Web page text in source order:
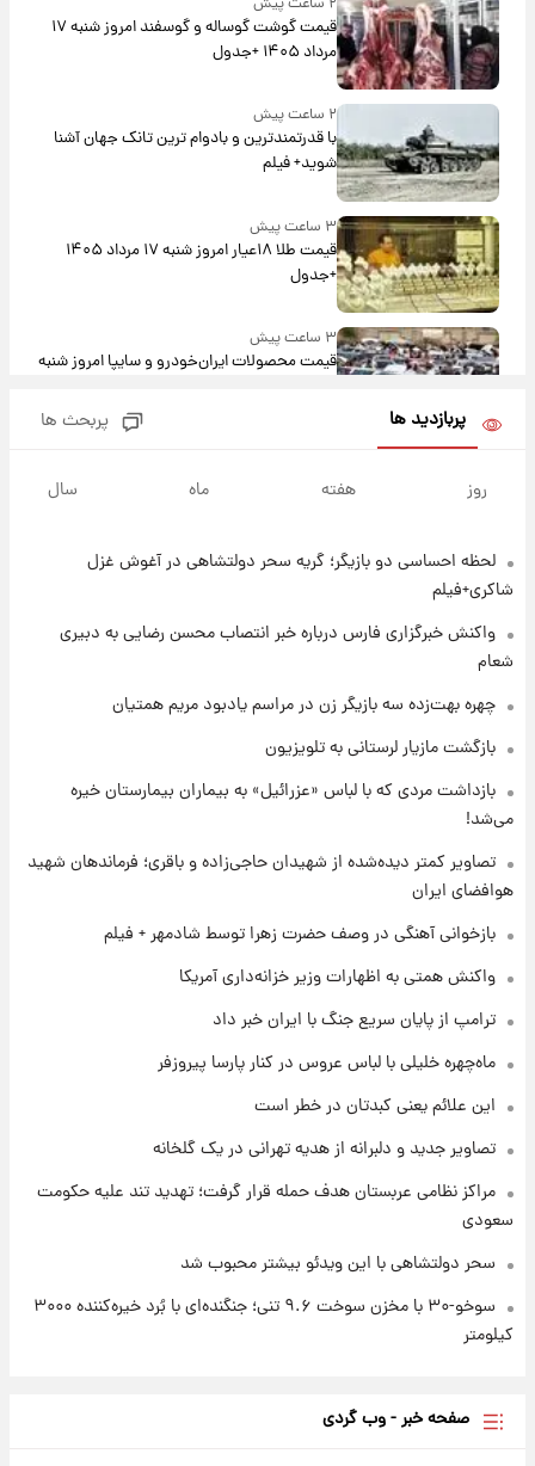
قیمت گوشت گوساله و گوسفند امروز شنبه ۱۷
مرداد ۱۴۰۵ +جدول
۲ ساعت پیش
با قدرتمندترین و بادوام ترین تانک جهان آشنا
شوید+ فیلم
۳ ساعت پیش
قیمت طلا ۱۸عیار امروز شنبه ۱۷ مرداد ۱۴۰۵
+جدول
۳ ساعت پیش
قیمت محصولات ایران‌خودرو و سایپا امروز شنبه
شنبه ۱۷ مرداد ۱۴۰۵
۱۷ ساعت پیش
تصاویر کمتر دیده‌شده از شهیدان حاجی‌زاده و
باقری؛ فرماندهان شهید هوافضای ایران
۱ روز پیش
قیمت‌ها تغییر کرد
۱ روز پیش
+جدول
پربازدید ها پربحث ها
روز هفته ماه سال
لحظه احساسی دو بازیگر؛ گریه سحر دولتشاهی در آغوش غزل
شاکری+فیلم
واکنش خبرگزاری فارس درباره خبر انتصاب محسن رضایی به دبیری
شعام
چهره بهت‌زده سه بازیگر زن در مراسم یادبود مریم همتیان
بازگشت مازیار لرستانی به تلویزیون
بازداشت مردی که با لباس «عزرائیل» به بیماران بیمارستان خیره
می‌شد!
تصاویر کمتر دیده‌شده از شهیدان حاجی‌زاده و باقری؛ فرماندهان شهید
هوافضای ایران
بازخوانی آهنگی در وصف حضرت زهرا توسط شادمهر + فیلم
واکنش همتی به اظهارات وزیر خزانه‌داری آمریکا
ترامپ از پایان سریع جنگ با ایران خبر داد
ماه‌چهره خلیلی با لباس عروس در کنار پارسا پیروزفر
این علائم یعنی کبدتان در خطر است
تصاویر جدید و دلبرانه از هدیه تهرانی در یک گلخانه
مراکز نظامی عربستان هدف حمله قرار گرفت؛ تهدید تند علیه حکومت
سعودی
سحر دولتشاهی با این ویدئو بیشتر محبوب شد
سوخو-۳۰ با مخزن سوخت ۹.۶ تنی؛ جنگنده‌ای با بُرد خیره‌کننده ۳۰۰۰
کیلومتر
صفحه خبر - وب گردی